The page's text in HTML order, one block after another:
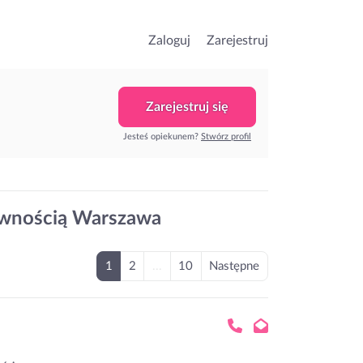
Zaloguj Zarejestruj
Zarejestruj się
Jesteś opiekunem? Stwórz profil
Warszawa
1 2 10 Następne